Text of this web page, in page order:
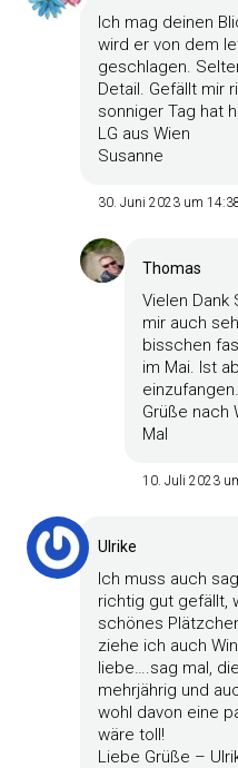
Ich mag deinen
wird er von dem
geschlagen.
Detail. Gefällt mir
sonniger Tag hat
LG aus Wien
Susanne
30. Juni 2023 um
Thomas
Vielen Dank
mir auch
bisschen
im Mai. Ist
Grüße nach
Mal
10. Juli 2023
Ulrike
Ich muss auch
richtig gut gefällt,
schönes
ziehe ich auch
liebe….sag mal,
mehrjährig und
wohl davon eine
wäre toll!
Liebe Grüße –